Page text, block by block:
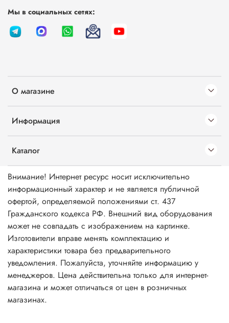
О магазине
Информация
Каталог
Мы в социальных сетях:
Внимание! Интернет ресурс носит исключительно
информационный характер и не является публичной
офертой, определяемой положениями ст. 437
Гражданского кодекса РФ. Внешний вид оборудования
может не совпадать с изображением на картинке.
Изготовители вправе менять комплектацию и
характеристики товара без предварительного
уведомления. Пожалуйста, уточняйте информацию у
менеджеров. Цена действительна только для интернет-
магазина и может отличаться от цен в розничных
магазинах.